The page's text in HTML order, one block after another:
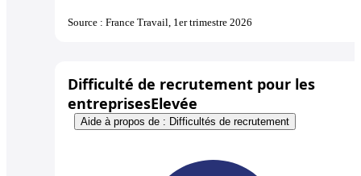
Source : France Travail, 1er trimestre 2026
Difficulté de recrutement pour les
entreprisesElevée
Aide à propos de : Difficultés de recrutement